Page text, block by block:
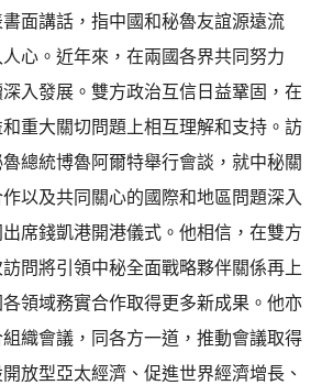
面講話，指中國和秘魯友誼源遠流
心。近年來，在兩國各界共同努力
入發展。雙方政治互信日益鞏固，在
重大關切問題上相互理解和支持。訪
總統博魯阿爾特舉行會談，就中秘關
以及共同關心的國際和地區問題深入
席錢凱港開港儀式。他相信，在雙方
問將引領中秘全面戰略夥伴關係再上
領域務實合作取得更多新成果。他亦
織會議，同各方一道，推動會議取得
放型亞太經濟、促進世界經濟增長、